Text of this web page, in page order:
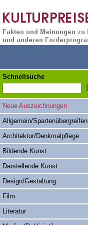
Schnellsuche
Neue Auszeichnungen
Allgemein/
Architektur/Denkmalpflege
Bildende Kunst
Darstellende Kunst
Design/Gestaltung
Film
Literatur